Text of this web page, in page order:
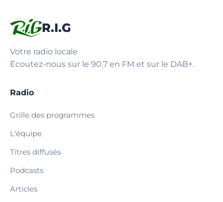
R.I.G
Votre radio locale
Écoutez-nous sur le 90.7 en FM et sur le DAB+.
Radio
Grille des programmes
L'équipe
Titres diffusés
Podcasts
Articles